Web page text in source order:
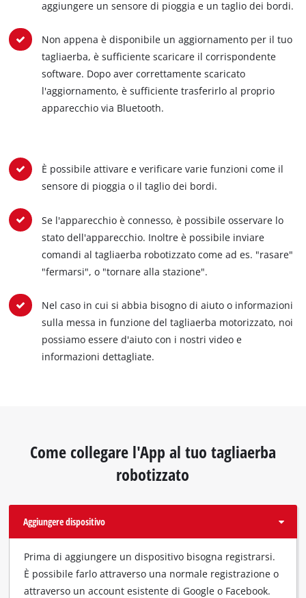
aggiungere un sensore di pioggia e un taglio dei bordi.
Non appena è disponibile un aggiornamento per il tuo
tagliaerba, è sufficiente scaricare il corrispondente
software. Dopo aver correttamente scaricato
l'aggiornamento, è sufficiente trasferirlo al proprio
apparecchio via Bluetooth.
È possibile attivare e verificare varie funzioni come il
sensore di pioggia o il taglio dei bordi.
Se l'apparecchio è connesso, è possibile osservare lo
stato dell'apparecchio. Inoltre è possibile inviare
comandi al tagliaerba robotizzato come ad es. "rasare"
"fermarsi", o "tornare alla stazione".
Nel caso in cui si abbia bisogno di aiuto o informazioni
sulla messa in funzione del tagliaerba motorizzato, noi
possiamo essere d'aiuto con i nostri video e
informazioni dettagliate.
Come collegare l'App al tuo tagliaerba
robotizzato
Aggiungere dispositivo
Prima di aggiungere un dispositivo bisogna registrarsi.
È possibile farlo attraverso una normale registrazione o
attraverso un account esistente di Google o Facebook.